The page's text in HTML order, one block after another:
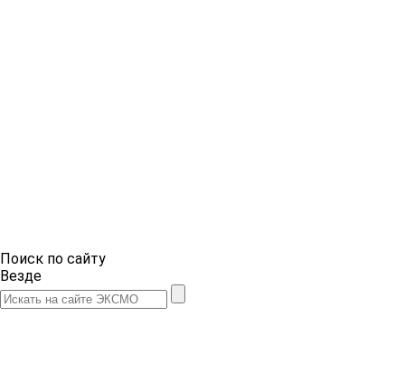
Поиск по сайту
Везде